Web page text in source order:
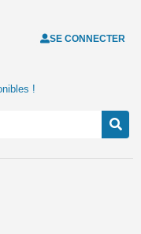
SE CONNECTER
!